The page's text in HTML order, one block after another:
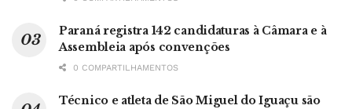
Paraná registra 142 candidaturas à Câmara e à
Assembleia após convenções
0 COMPARTILHAMENTOS
Técnico e atleta de São Miguel do Iguaçu são